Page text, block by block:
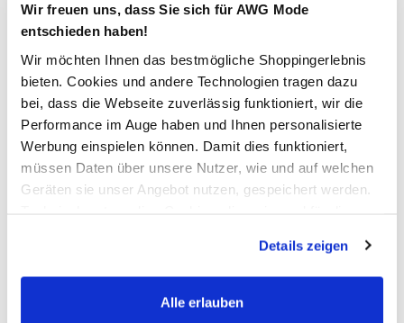
Wir freuen uns, dass Sie sich für AWG Mode
entschieden haben!
Wir möchten Ihnen das bestmögliche Shoppingerlebnis
bieten. Cookies und andere Technologien tragen dazu
bei, dass die Webseite zuverlässig funktioniert, wir die
Performance im Auge haben und Ihnen personalisierte
Werbung einspielen können. Damit dies funktioniert,
müssen Daten über unsere Nutzer, wie und auf welchen
Geräten sie unser Angebot nutzen, gespeichert werden.
werden, werden bei der Nutzung der Webseite auf jeden
Fall gesetzt. Cookies von Drittanbietern für Analyse- oder
Trackingzwecke werden nur dann aktiviert, wenn Sie das
Details zeigen
Alle erlauben
Farbe Blau
Größe:
OneSize
Anzahl:
Verfügbar
Schneller DHL Versand: in 1–3 Werktagen